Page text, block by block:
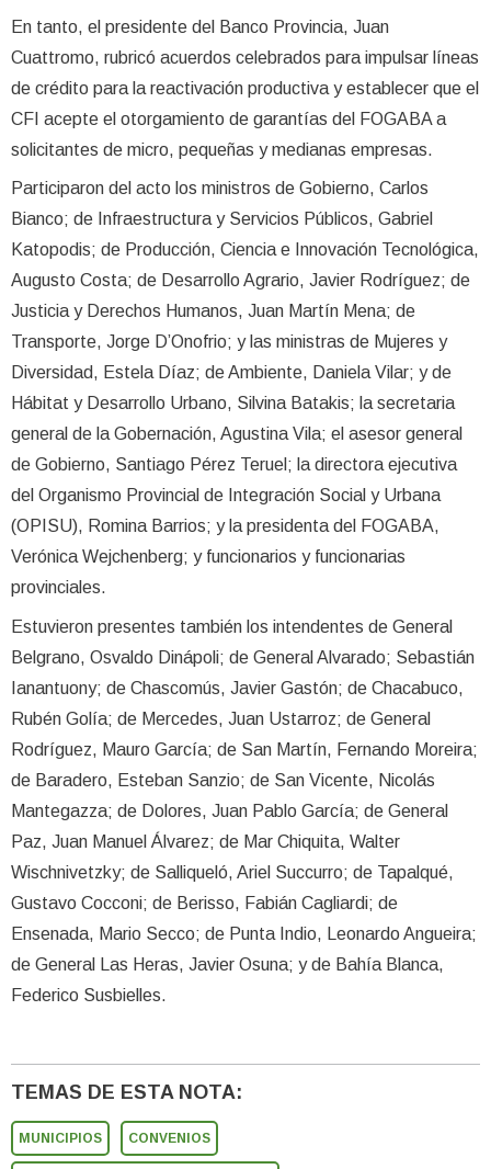
En tanto, el presidente del Banco Provincia, Juan
Cuattromo, rubricó acuerdos celebrados para impulsar líneas
de crédito para la reactivación productiva y establecer que el
CFI acepte el otorgamiento de garantías del FOGABA a
solicitantes de micro, pequeñas y medianas empresas.
Participaron del acto los ministros de Gobierno, Carlos
Bianco; de Infraestructura y Servicios Públicos, Gabriel
Katopodis; de Producción, Ciencia e Innovación Tecnológica,
Augusto Costa; de Desarrollo Agrario, Javier Rodríguez; de
Justicia y Derechos Humanos, Juan Martín Mena; de
Transporte, Jorge D’Onofrio; y las ministras de Mujeres y
Diversidad, Estela Díaz; de Ambiente, Daniela Vilar; y de
Hábitat y Desarrollo Urbano, Silvina Batakis; la secretaria
general de la Gobernación, Agustina Vila; el asesor general
de Gobierno, Santiago Pérez Teruel; la directora ejecutiva
del Organismo Provincial de Integración Social y Urbana
(OPISU), Romina Barrios; y la presidenta del FOGABA,
Verónica Wejchenberg; y funcionarios y funcionarias
provinciales.
Estuvieron presentes también los intendentes de General
Belgrano, Osvaldo Dinápoli; de General Alvarado; Sebastián
Ianantuony; de Chascomús, Javier Gastón; de Chacabuco,
Rubén Golía; de Mercedes, Juan Ustarroz; de General
Rodríguez, Mauro García; de San Martín, Fernando Moreira;
de Baradero, Esteban Sanzio; de San Vicente, Nicolás
Mantegazza; de Dolores, Juan Pablo García; de General
Paz, Juan Manuel Álvarez; de Mar Chiquita, Walter
Wischnivetzky; de Salliqueló, Ariel Succurro; de Tapalqué,
Gustavo Cocconi; de Berisso, Fabián Cagliardi; de
Ensenada, Mario Secco; de Punta Indio, Leonardo Angueira;
de General Las Heras, Javier Osuna; y de Bahía Blanca,
Federico Susbielles.
TEMAS DE ESTA NOTA:
MUNICIPIOS CONVENIOS